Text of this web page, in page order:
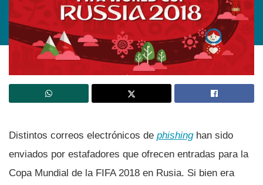
Distintos correos electrónicos de phishinghan sido
enviados por estafadores que ofrecen entradas para la
Copa Mundial de la FIFA 2018 en Rusia. Si bien era